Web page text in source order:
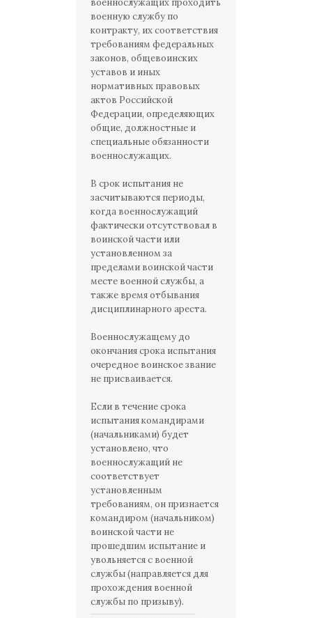
военнослужащих проходить
военную службу по
контракту, их соответствия
требованиям федеральных
законов, общевоинских
уставов и иных
нормативных правовых
актов Российской
Федерации, определяющих
общие, должностные и
специальные обязанности
военнослужащих.
В срок испытания не
засчитываются периоды,
когда военнослужащий
фактически отсутствовал в
воинской части или
установленном за
пределами воинской части
месте военной службы, а
также время отбывания
дисциплинарного ареста.
Военнослужащему до
окончания срока испытания
очередное воинское звание
не присваивается.
Если в течение срока
испытания командирами
(начальниками) будет
установлено, что
военнослужащий не
соответствует
установленным
требованиям, он признается
командиром (начальником)
воинской части не
прошедшим испытание и
увольняется с военной
службы (направляется для
прохождения военной
службы по призыву).